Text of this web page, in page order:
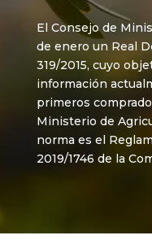
El Consejo de
de enero un Real
319/2015, cuyo
información
primeros
Ministerio de
norma es el
2019/1746 de la